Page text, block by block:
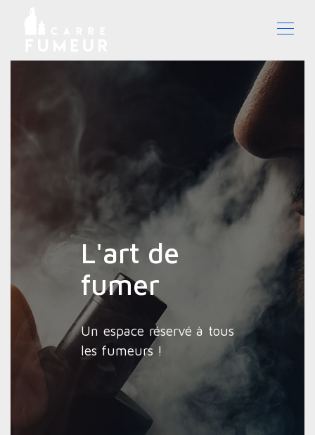
L'art de
fumer
Un espace réservé à tous
les fumeurs !